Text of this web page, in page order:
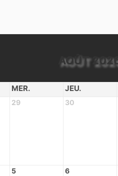
AOÛT
MER. JEU.
29 30
5 6